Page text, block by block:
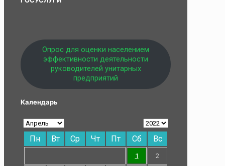
Опрос для оценки населением
эффективности деятельности
руководителей унитарных
предприятий
Календарь
Пн Вт Ср Чт Пт Сб Вс
1 2